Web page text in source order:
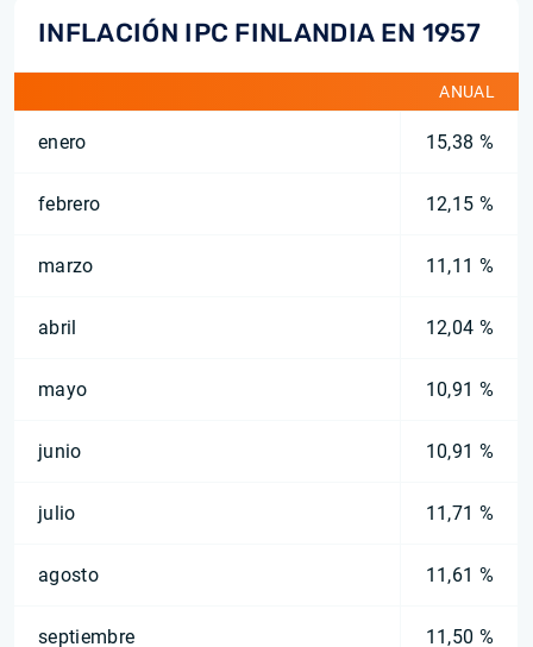
INFLACIÓN IPC FINLANDIA EN 1957
ANUAL
enero 15,38 %
febrero 12,15 %
marzo 11,11 %
abril 12,04 %
mayo 10,91 %
junio 10,91 %
julio 11,71 %
agosto 11,61 %
septiembre 11,50 %